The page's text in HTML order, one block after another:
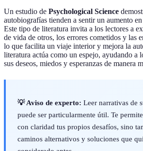
Un estudio de Psychological Science
autobiografías tienden a sentir un aumento
Este tipo de literatura invita a los lectores a
de vida de otros, los errores cometidos y las
lo que facilita un viaje interior y mejora la
literatura actúa como un espejo, ayudando a
sus deseos, miedos y esperanzas de manera
💡 Aviso de experto: Leer narrativas de
puede ser particularmente útil. Te
con claridad tus propios desafíos, sino
caminos alternativos y soluciones que